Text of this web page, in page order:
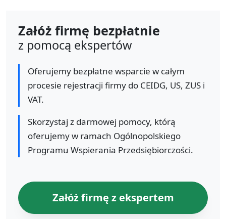
Załóż firmę bezpłatnie
z pomocą ekspertów
Oferujemy bezpłatne wsparcie w całym
procesie rejestracji firmy do CEIDG, US, ZUS i
VAT.
Skorzystaj z darmowej pomocy, którą
oferujemy w ramach Ogólnopolskiego
Programu Wspierania Przedsiębiorczości.
Załóż firmę z ekspertem